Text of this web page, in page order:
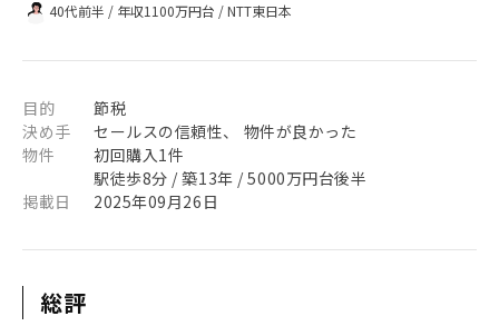
40代前半 / 年収1100万円台 /NTT東日本
目的
節税
決め手
セールスの信頼性、 物件が良かった
物件
初回購入1件
駅徒歩8分 / 築13年 / 5000万円台後半
掲載日
2025年09月26日
総評